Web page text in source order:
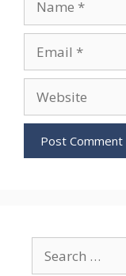
for: